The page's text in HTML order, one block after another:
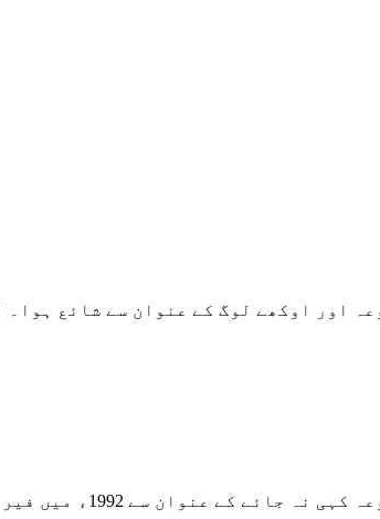
سے 1992ء میں فیروز سنز لاہور کے…